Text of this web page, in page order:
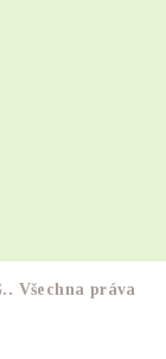
. Všechna práva